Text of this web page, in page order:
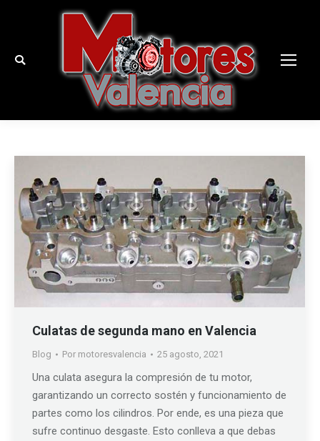
Buscar:
Culatas de segunda mano en Valencia
Blog Por motoresvalencia 25 agosto, 2021
Una culata asegura la compresión de tu motor,
garantizando un correcto sostén y funcionamiento de
partes como los cilindros. Por ende, es una pieza que
sufre continuo desgaste. Esto conlleva a que debas